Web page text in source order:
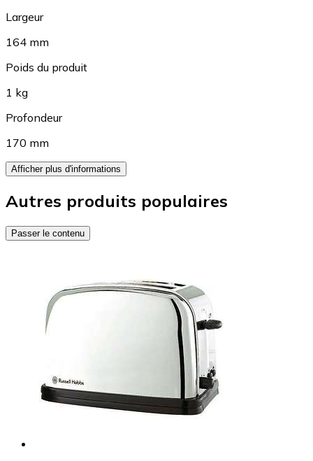
Largeur
164 mm
Poids du produit
1 kg
Profondeur
170 mm
Afficher plus d'informations
Autres produits populaires
Passer le contenu